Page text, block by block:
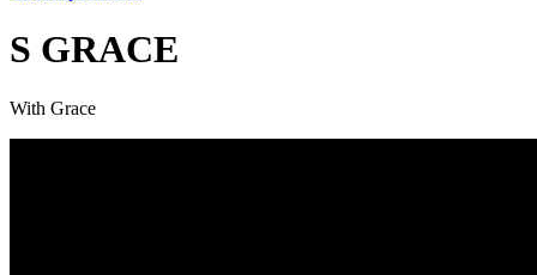
S GRACE
With Grace